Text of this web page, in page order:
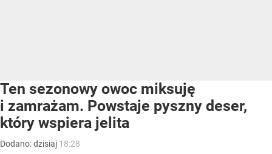
Ten sezonowy owoc miksuję
i zamrażam. Powstaje pyszny deser,
który wspiera jelita
Dodano:dzisiaj 18:28